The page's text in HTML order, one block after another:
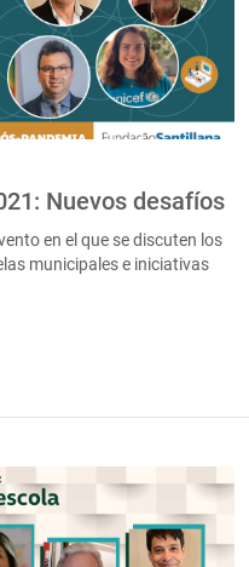
Nuevos desafíos
en el que se discuten los
municipales e iniciativas